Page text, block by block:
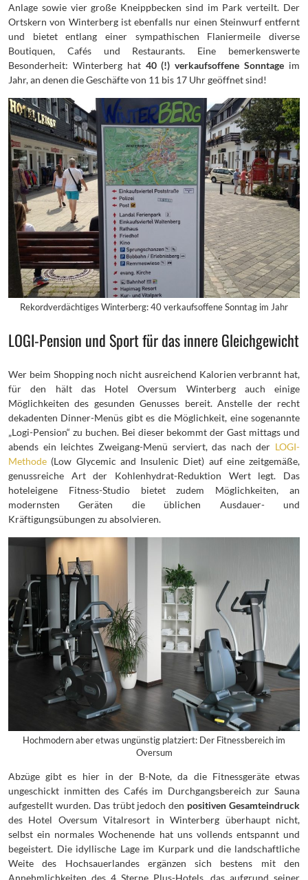
Anlage sowie vier große Kneippbecken sind im Park verteilt. Der
Ortskern von Winterberg ist ebenfalls nur einen Steinwurf entfernt
und bietet entlang einer sympathischen Flaniermeile diverse
Boutiquen, Cafés und Restaurants. Eine bemerkenswerte
Besonderheit: Winterberg hat 40 (!) verkaufsoffene Sonntage im
Jahr, an denen die Geschäfte von 11 bis 17 Uhr geöffnet sind!
Rekordverdächtiges Winterberg: 40 verkaufsoffene Sonntag im Jahr
LOGI-Pension und Sport für das innere Gleichgewicht
Wer beim Shopping noch nicht ausreichend Kalorien verbrannt hat,
für den hält das Hotel Oversum Winterberg auch einige
Möglichkeiten des gesunden Genusses bereit. Anstelle der recht
dekadenten Dinner-Menüs gibt es die Möglichkeit, eine sogenannte
„Logi-Pension“ zu buchen. Bei dieser bekommt der Gast mittags und
abends ein leichtes Zweigang-Menü serviert, das nach der LOGI-
Methode (Low Glycemic and Insulenic Diet) auf eine zeitgemäße,
genussreiche Art der Kohlenhydrat-Reduktion Wert legt. Das
hoteleigene Fitness-Studio bietet zudem Möglichkeiten, an
modernsten Geräten die üblichen Ausdauer- und
Kräftigungsübungen zu absolvieren.
Hochmodern aber etwas ungünstig platziert: Der Fitnessbereich im
Oversum
Abzüge gibt es hier in der B-Note, da die Fitnessgeräte etwas
ungeschickt inmitten des Cafés im Durchgangsbereich zur Sauna
aufgestellt wurden. Das trübt jedoch den positiven Gesamteindruck
des Hotel Oversum Vitalresort in Winterberg überhaupt nicht,
selbst ein normales Wochenende hat uns vollends entspannt und
begeistert. Die idyllische Lage im Kurpark und die landschaftliche
Weite des Hochsauerlandes ergänzen sich bestens mit den
Annehmlichkeiten des 4 Sterne Plus-Hotels, das aufgrund seiner